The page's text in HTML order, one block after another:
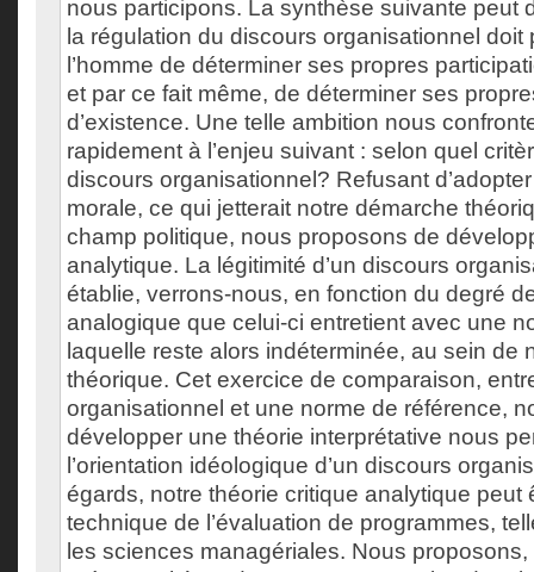
nous participons. La synthèse suivante peut
la régulation du discours organisationnel doit
l’homme de déterminer ses propres
et par ce fait même, de déterminer ses
d’existence. Une telle ambition nous
rapidement à l’enjeu suivant : selon quel
discours organisationnel? Refusant
morale, ce qui jetterait notre démarche
champ politique, nous proposons de
analytique. La légitimité d’un discours
établie, verrons-nous, en fonction du degré
analogique que celui-ci entretient avec une
laquelle reste alors indéterminée, au sein de
théorique. Cet exercice de comparaison,
organisationnel et une norme de référence,
développer une théorie interprétative nous
l’orientation idéologique d’un discours
égards, notre théorie critique analytique peut
technique de l’évaluation de programmes,
les sciences managériales. Nous